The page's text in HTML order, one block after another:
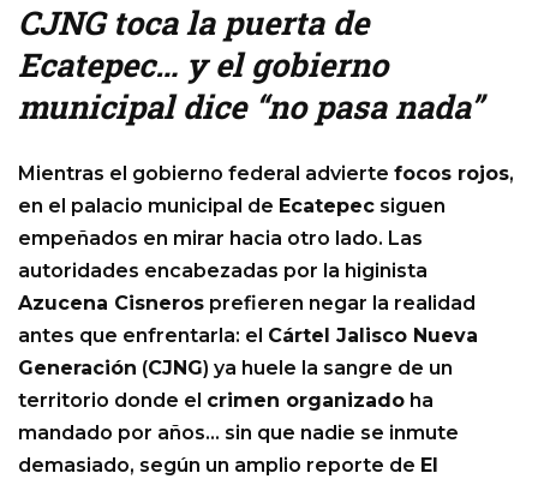
CJNG toca la puerta de
Ecatepec… y el gobierno
municipal dice “no pasa nada”
Mientras el gobierno federal advierte focos rojos,
en el palacio municipal de Ecatepec siguen
empeñados en mirar hacia otro lado. Las
autoridades encabezadas por la higinista
Azucena Cisneros prefieren negar la realidad
antes que enfrentarla: el Cártel Jalisco Nueva
Generación (CJNG) ya huele la sangre de un
territorio donde el crimen organizado ha
mandado por años… sin que nadie se inmute
demasiado, según un amplio reporte de El